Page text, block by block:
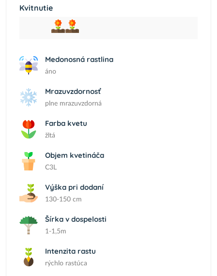
Kvitnutie
Medonosná rastlina
áno
Mrazuvzdornosť
plne mrazuvzdorná
Farba kvetu
žltá
Objem kvetináča
C3L
Výška pri dodaní
130-150 cm
Šírka v dospelosti
1-1,5m
Intenzita rastu
rýchlo rastúca